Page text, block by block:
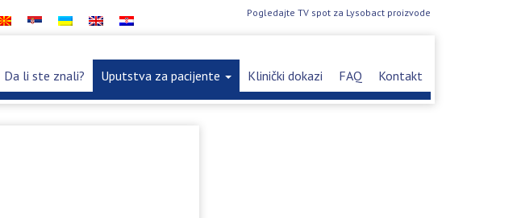
Pogledajte TV spot za Lysobact proizvode
Da li ste znali? Uputstva za pacijente Klinički dokazi FAQ Kontakt